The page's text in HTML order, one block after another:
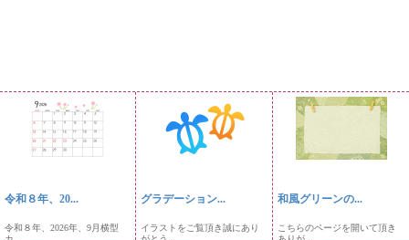
令和８年、20...
令和８年、2026年、9月横型
グラデーション...
イラストをご覧頂き誠にあり
和風グリーンの...
こちらのページを開いて頂き